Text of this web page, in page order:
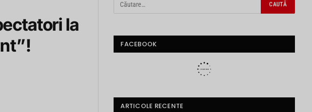
la
FACEBOOK
ARTICOLE RECENTE